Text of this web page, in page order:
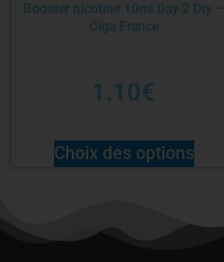
Booster nicotine 10ml Day 2 Diy –
Ciga France
1.10€
Choix des options